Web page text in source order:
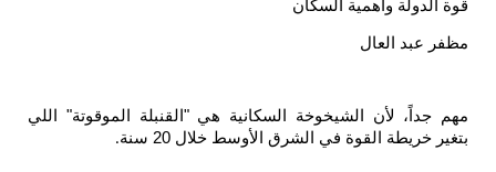
السكان
الشيخوخة السكانية هي "القنبلة الموقوتة" اللي
في الشرق الأوسط خلال 20 سنة
.